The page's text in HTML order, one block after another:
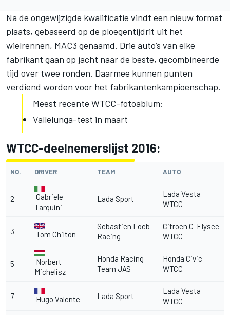
Na de ongewijzigde kwalificatie vindt een nieuw format
plaats, gebaseerd op de ploegentijdrit uit het
wielrennen, MAC3 genaamd. Drie auto’s van elke
fabrikant gaan op jacht naar de beste, gecombineerde
tijd over twee ronden. Daarmee kunnen punten
verdiend worden voor het fabrikantenkampioenschap.
Meest recente WTCC-fotoablum:
Vallelunga-test in maart
WTCC-deelnemerslijst 2016:
NO. DRIVER TEAM AUTO
2
Gabriele
Tarquini
Lada Sport
Lada Vesta
WTCC
3 Tom Chilton
Sebastien Loeb
Racing
Citroen C-Elysee
WTCC
5
Norbert
Michelisz
Honda Racing
Team JAS
Honda Civic
WTCC
7 Hugo Valente Lada Sport
Lada Vesta
WTCC